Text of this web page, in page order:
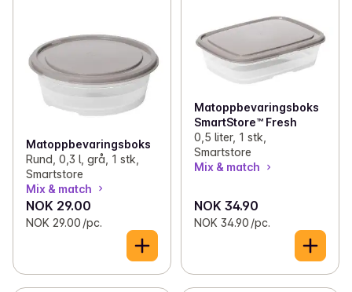
Matoppbevaringsboks
Rund, 0,3 l, grå, 1 stk,
Smartstore
Mix & match
NOK 29.00
NOK 29.00 /pc.
Matoppbevaringsboks
SmartStore™ Fresh
0,5 liter, 1 stk,
Smartstore
Mix & match
NOK 34.90
NOK 34.90 /pc.